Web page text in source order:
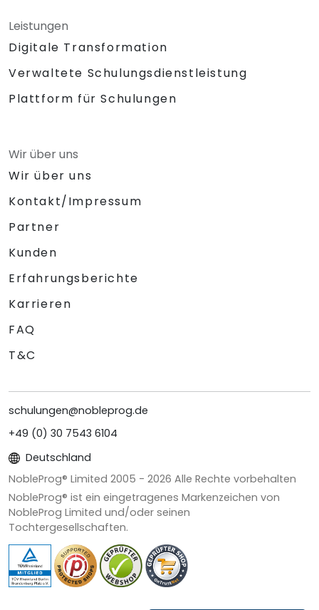
Leistungen
Digitale Transformation
Verwaltete Schulungsdienstleistung
Plattform für Schulungen
Wir über uns
Wir über uns
Kontakt/Impressum
Partner
Kunden
Erfahrungsberichte
Karrieren
FAQ
T&C
schulungen@nobleprog.de
+49 (0) 30 7543 6104
Deutschland
NobleProg® Limited 2005 - 2026 Alle Rechte vorbehalten
NobleProg® ist ein eingetragenes Markenzeichen von
NobleProg Limited und/oder seinen
Tochtergesellschaften.